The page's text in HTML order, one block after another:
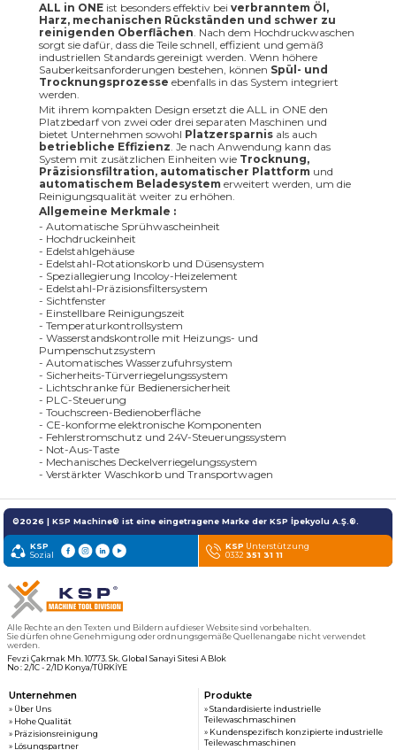
ALL in ONE ist besonders effektiv beiverbranntem Öl,
Harz, mechanischen Rückständen und schwer zu
reinigenden Oberflächen. Nach dem Hochdruckwaschen
sorgt sie dafür, dass die Teile schnell, effizient und gemäß
industriellen Standards gereinigt werden. Wenn höhere
Sauberkeitsanforderungen bestehen, können Spül- und
Trocknungsprozesse ebenfalls in das System integriert
werden.
Mit ihrem kompakten Design ersetzt die ALL in ONE den
Platzbedarf von zwei oder drei separaten Maschinen und
bietet Unternehmen sowohl Platzersparnis als auch
betriebliche Effizienz. Je nach Anwendung kann das
System mit zusätzlichen Einheiten wie Trocknung,
Präzisionsfiltration, automatischer Plattform und
automatischem Beladesystem erweitert werden, um die
Reinigungsqualität weiter zu erhöhen.
Allgemeine Merkmale :
- Automatische Sprühwascheinheit
- Hochdruckeinheit
- Edelstahlgehäuse
- Edelstahl-Rotationskorb und Düsensystem
- Speziallegierung Incoloy-Heizelement
- Edelstahl-Präzisionsfiltersystem
- Sichtfenster
- Einstellbare Reinigungszeit
- Temperaturkontrollsystem
- Wasserstandskontrolle mit Heizungs- und
Pumpenschutzsystem
- Automatisches Wasserzufuhrsystem
- Sicherheits-Türverriegelungssystem
- Lichtschranke für Bedienersicherheit
- PLC-Steuerung
- Touchscreen-Bedienoberfläche
- CE-konforme elektronische Komponenten
- Fehlerstromschutz und 24V-Steuerungssystem
- Not-Aus-Taste
- Mechanisches Deckelverriegelungssystem
- Verstärkter Waschkorb und Transportwagen
©2026 | KSP Machine® ist eine eingetragene Marke der KSP İpekyolu A.Ş.®.
KSP
Sozial
KSP Unterstützung
0332 351 31 11
Alle Rechte an den Texten und Bildern auf dieser Website sind vorbehalten.
Sie dürfen ohne Genehmigung oder ordnungsgemäße Quellenangabe nicht verwendet
werden.
Fevzi Çakmak Mh. 10773. Sk. Global Sanayi Sitesi A Blok
No : 2/1C - 2/1D Konya/TÜRKİYE
Unternehmen
» Über Uns
» Hohe Qualität
» Präzisionsreinigung
» Lösungspartner
Produkte
» Standardisierte İndustrielle
Teilewaschmaschinen
» Kundenspezifisch konzipierte industrielle
Teilewaschmaschinen